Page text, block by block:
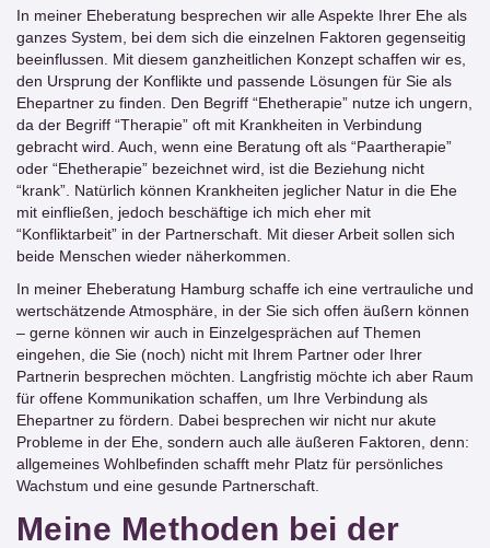
In meiner Eheberatung besprechen wir alle Aspekte Ihrer Ehe als
ganzes System, bei dem sich die einzelnen Faktoren gegenseitig
beeinflussen. Mit diesem ganzheitlichen Konzept schaffen wir es,
den Ursprung der Konflikte und passende Lösungen für Sie als
Ehepartner zu finden. Den Begriff “Ehetherapie” nutze ich ungern,
da der Begriff “Therapie” oft mit Krankheiten in Verbindung
gebracht wird. Auch, wenn eine Beratung oft als “Paartherapie”
oder “Ehetherapie” bezeichnet wird, ist die Beziehung nicht
“krank”. Natürlich können Krankheiten jeglicher Natur in die Ehe
mit einfließen, jedoch beschäftige ich mich eher mit
“Konfliktarbeit” in der Partnerschaft. Mit dieser Arbeit sollen sich
beide Menschen wieder näherkommen.
In meiner Eheberatung Hamburg schaffe ich eine vertrauliche und
wertschätzende Atmosphäre, in der Sie sich offen äußern können
– gerne können wir auch in Einzelgesprächen auf Themen
eingehen, die Sie (noch) nicht mit Ihrem Partner oder Ihrer
Partnerin besprechen möchten. Langfristig möchte ich aber Raum
für offene Kommunikation schaffen, um Ihre Verbindung als
Ehepartner zu fördern. Dabei besprechen wir nicht nur akute
Probleme in der Ehe, sondern auch alle äußeren Faktoren, denn:
allgemeines Wohlbefinden schafft mehr Platz für persönliches
Wachstum und eine gesunde Partnerschaft.
Meine Methoden bei der